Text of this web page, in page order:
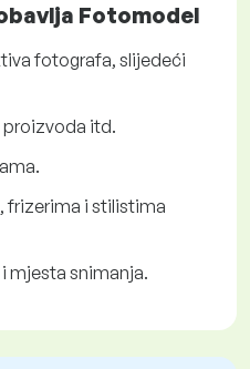
Fotomodel
fotografa, slijedeći
proizvoda itd.
frizerima i stilistima
mjesta snimanja.